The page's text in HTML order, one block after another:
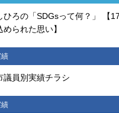
ひろの「SDGsって何？」 【
められた思い】
績
議員別実績チラシ
績